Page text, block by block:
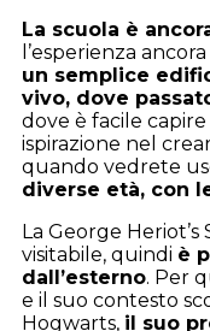
La scuola è
l’esperienza
un semplice
vivo, dove
dove è facile
ispirazione nel
quando vedrete
diverse età, con
La George
visitabile, quindi è
dall’esterno. Per
e il suo contesto
Hogwarts, il suo